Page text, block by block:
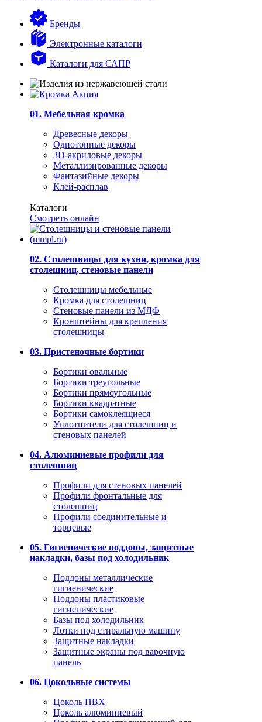
Бренды
Электронные каталоги
Каталоги для САПР
01. Мебельная кромка
Древесные декоры
Однотонные декоры
3D-акриловые декоры
Металлизированные декоры
Фантазийные декоры
Клей-расплав
Каталоги
Смотреть онлайн
02. Столешницы для кухни, кромка для
столешниц, стеновые панели
Столешницы мебельные
Кромка для столешниц
Стеновые панели из МДФ
Кронштейны для крепления
столешницы
03. Пристеночные бортики
Бортики овальные
Бортики треугольные
Бортики прямоугольные
Бортики квадратные
Бортики самоклеящиеся
Уплотнители для столешниц и
стеновых панелей
04. Алюминиевые профили для
столешниц
Профили для стеновых панелей
Профили фронтальные для
столешниц
Профили соединительные и
торцевые
05. Гигиенические поддоны, защитные
накладки, базы под холодильник
Поддоны металлические
гигиенические
Поддоны пластиковые
гигиенические
Базы под холодильник
Лотки под стиральную машину
Защитные накладки
Защитные экраны под варочную
панель
06. Цокольные системы
Цоколь ПВХ
Цоколь алюминиевый